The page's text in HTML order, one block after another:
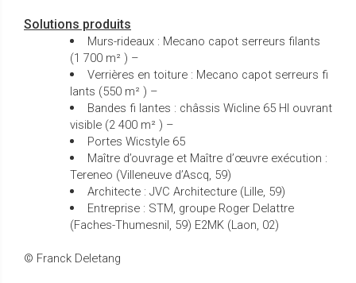
Solutions produits
Murs-rideaux : Mecano capot serreurs filants
(1 700 m² ) –
Verrières en toiture : Mecano capot serreurs fi
lants (550 m² ) –
Bandes fi lantes : châssis Wicline 65 HI ouvrant
visible (2 400 m² ) –
Portes Wicstyle 65
Maître d’ouvrage et Maître d’œuvre exécution :
Tereneo (Villeneuve d’Ascq, 59)
Architecte : JVC Architecture (Lille, 59)
Entreprise : STM, groupe Roger Delattre
(Faches-Thumesnil, 59) E2MK (Laon, 02)
© Franck Deletang